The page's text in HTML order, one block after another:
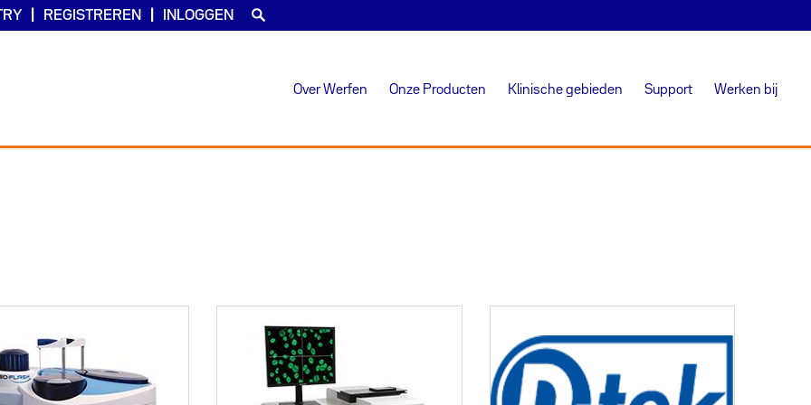
REGISTREREN INLOGGEN
Over Werfen Onze Producten Klinische gebieden Support Werken bij